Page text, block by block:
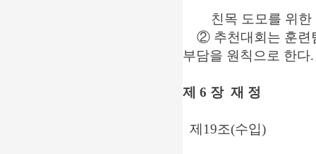
친목 도모를 위한
② 추천대회는 훈련
부담을 원칙으로 한다.
제 6 장 재 정
제19조(수입)